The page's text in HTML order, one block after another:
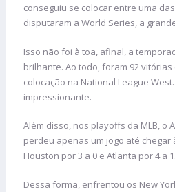
conseguiu se colocar entre uma
disputaram a World Series, a
Isso não foi à toa, afinal, a
brilhante. Ao todo, foram 92
colocação na National League
impressionante.
Além disso, nos playoffs da MLB, o
perdeu apenas um jogo até chegar
Houston por 3 a 0 e Atlanta por 4 a 1.
Dessa forma, enfrentou os New